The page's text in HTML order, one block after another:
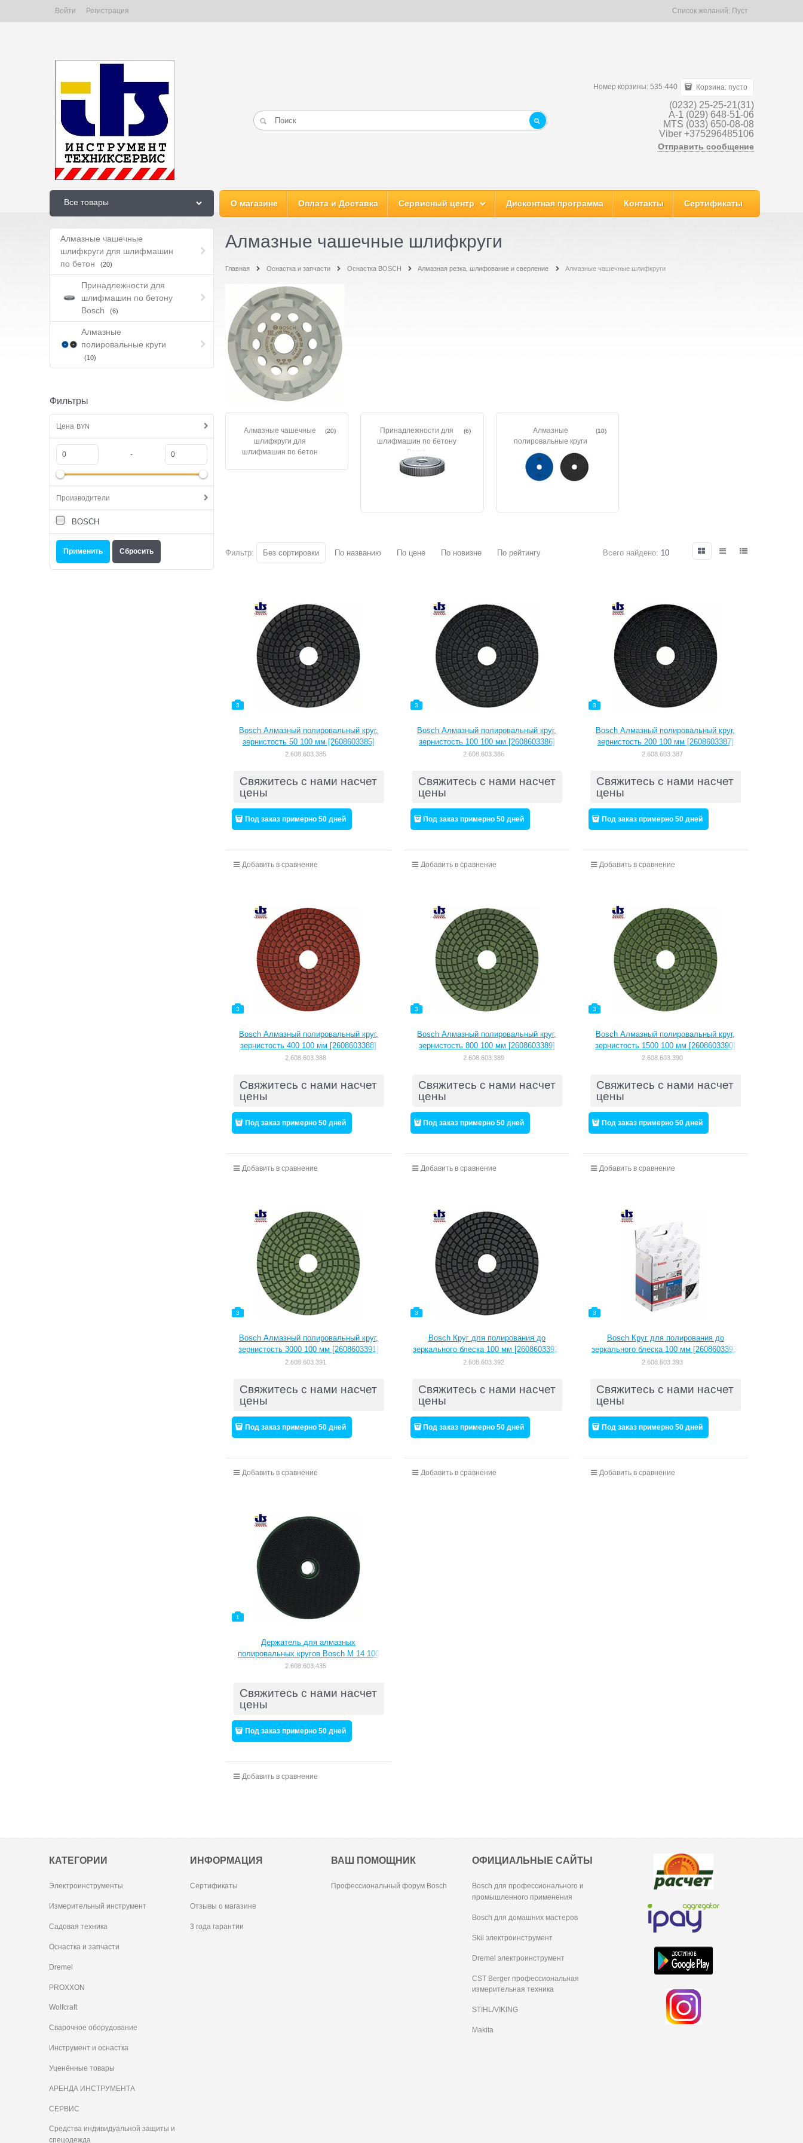
Войти Регистрация Список желаний: Пуст
Номер корзины: 535-440 Корзина: пусто
(0232) 25-25-21(31)
A-1 (029) 648-51-06
MTS (033) 650-08-08
Viber +375296485106
Отправить сообщение
Все товары О магазине Оплата и Доставка Сервисный центр Дисконтная программа Контакты Сертификаты
Алмазные чашечные
шлифкруги для шлифмашин
по бетон
(20)
Принадлежности для
шлифмашин по бетону
Bosch
(6)
Алмазные
полировальные круги
(10)
Фильтры
Цена BYN
-
Производители
BOSCH
Алмазные чашечные шлифкруги
Главная Оснастка и запчасти Оснастка BOSCH Алмазная резка, шлифование и сверление Алмазные чашечные шлифкруги
Алмазные чашечные
шлифкруги для
шлифмашин по бетон
(20)
Принадлежности для
шлифмашин по бетону
Bosch
(6)
Алмазные
полировальные круги
(10)
Фильтр: Без сортировки По названию По цене По новизне По рейтингу Всего найдено: 10
3
Bosch Алмазный полировальный круг,
зернистость 50 100 мм [2608603385]
2.608.603.385
Свяжитесь с нами насчет
цены
Под заказ примерно 50 дней
Добавить в сравнение
3
Bosch Алмазный полировальный круг,
зернистость 100 100 мм [2608603386]
2.608.603.386
Свяжитесь с нами насчет
цены
Под заказ примерно 50 дней
Добавить в сравнение
3
Bosch Алмазный полировальный круг,
зернистость 200 100 мм [2608603387]
2.608.603.387
Свяжитесь с нами насчет
цены
Под заказ примерно 50 дней
Добавить в сравнение
3
Bosch Алмазный полировальный круг,
зернистость 400 100 мм [2608603388]
2.608.603.388
Свяжитесь с нами насчет
цены
Под заказ примерно 50 дней
Добавить в сравнение
3
Bosch Алмазный полировальный круг,
зернистость 800 100 мм [2608603389]
2.608.603.389
Свяжитесь с нами насчет
цены
Под заказ примерно 50 дней
Добавить в сравнение
3
Bosch Алмазный полировальный круг,
зернистость 1500 100 мм [2608603390]
2.608.603.390
Свяжитесь с нами насчет
цены
Под заказ примерно 50 дней
Добавить в сравнение
3
Bosch Алмазный полировальный круг,
зернистость 3000 100 мм [2608603391]
2.608.603.391
Свяжитесь с нами насчет
цены
Под заказ примерно 50 дней
Добавить в сравнение
3
Bosch Круг для полирования до
зеркального блеска 100 мм [2608603392]
2.608.603.392
Свяжитесь с нами насчет
цены
Под заказ примерно 50 дней
Добавить в сравнение
3
Bosch Круг для полирования до
зеркального блеска 100 мм [2608603393]
2.608.603.393
Свяжитесь с нами насчет
цены
Под заказ примерно 50 дней
Добавить в сравнение
1
Держатель для алмазных
полировальных кругов Bosch M 14 100
mm, 6 mm [2608603435]
2.608.603.435
Свяжитесь с нами насчет
цены
Под заказ примерно 50 дней
Добавить в сравнение
КАТЕГОРИИ
Электроинструменты
Измерительный инструмент
Садовая техника
Оснастка и запчасти
Dremel
PROXXON
Wolfcraft
Сварочное оборудование
Инструмент и оснастка
Уценённые товары
АРЕНДА ИНСТРУМЕНТА
СЕРВИС
Средства индивидуальной защиты и
спецодежда
ИНФОРМАЦИЯ
Сертификаты
Отзывы о магазине
3 года гарантии
ВАШ ПОМОЩНИК
Профессиональный форум Bosch
ОФИЦИАЛЬНЫЕ САЙТЫ
Bosch для профессионального и
промышленного применения
Bosch для домашних мастеров
Skil электроинструмент
Dremel электроинструмент
CST Berger профессиональная
измерительная техника
STIHL/VIKING
Makita